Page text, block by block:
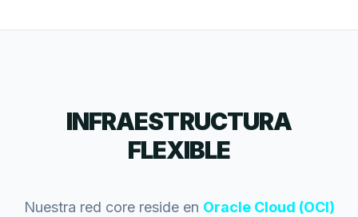
INFRAESTRUCTURA
FLEXIBLE
Nuestra red core reside en Oracle Cloud (OCI)